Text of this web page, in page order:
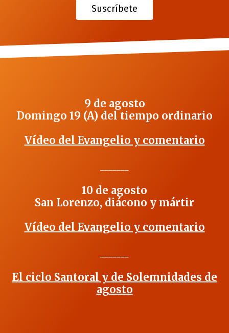
Suscríbete
9 de agosto
Domingo 19 (A) del tiempo ordinario
Vídeo del Evangelio y comentario
10 de agosto
San Lorenzo, diácono y mártir
Vídeo del Evangelio y comentario
El ciclo Santoral y de Solemnidades de
agosto